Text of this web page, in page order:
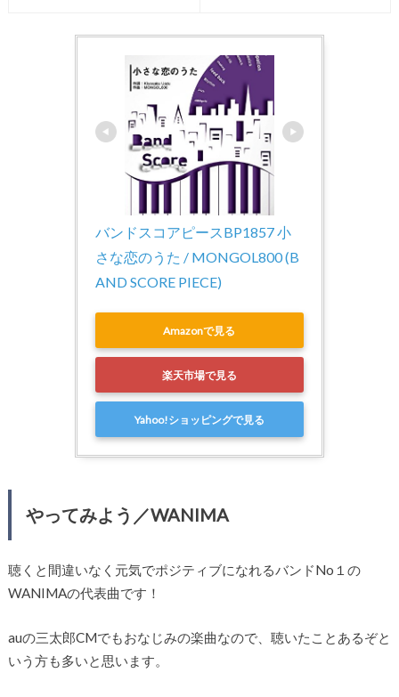
バンドスコアピースBP1857 小
さな恋のうた / MONGOL800 (B
AND SCORE PIECE)
Amazonで見る
楽天市場で見る
Yahoo!ショッピングで見る
やってみよう／WANIMA
聴くと間違いなく元気でポジティブになれるバンドNo１の
WANIMAの代表曲です！
auの三太郎CMでもおなじみの楽曲なので、聴いたことあるぞと
いう方も多いと思います。